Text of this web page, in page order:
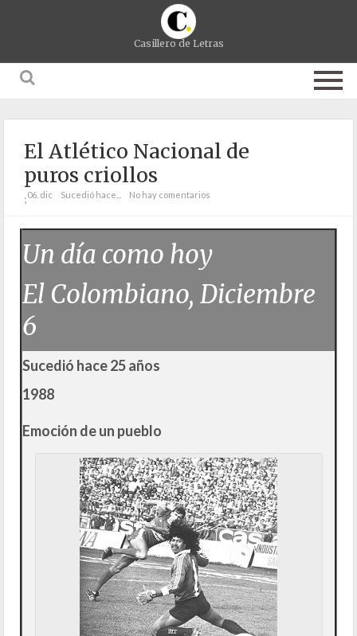
Casillero de Letras
El Atlético Nacional de
puros criollos
;06. dic Sucedió hace... No hay comentarios
Un día como hoy
El Colombiano, Diciembre
6
Sucedió hace 25 años
1988
Emoción de un pueblo